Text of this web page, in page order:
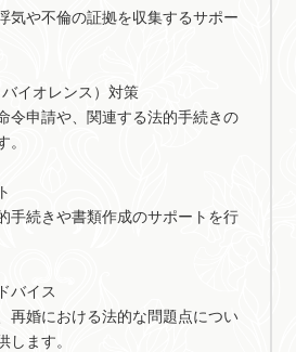
気や不倫の証拠を収集するサポー
イオレンス）対策
令申請や、関連する法的手続きの
。
手続きや書類作成のサポートを行
バイス
再婚における法的な問題点につい
します。